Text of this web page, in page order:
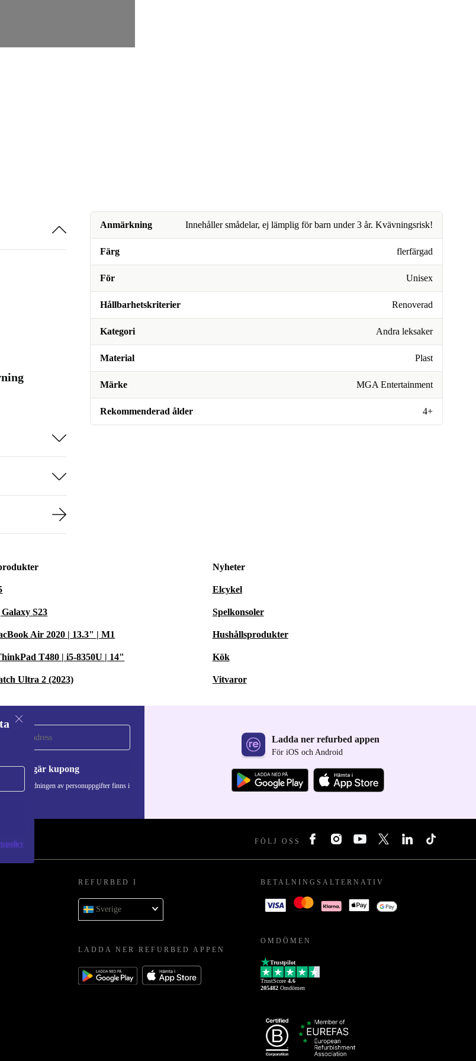
Anmärkning Innehåller smådelar, ej lämplig för barn under 3 år. Kvävningsrisk!
Färg flerfärgad
För Unisex
Hållbarhetskriterier Renoverad
Kategori Andra leksaker
Material Plast
Märke MGA Entertainment
Rekommenderad ålder 4+
S23
Air 2020 | 13.3" | M1
T480 | i5-8350U | 14"
Ultra 2 (2023)
Nyheter
Elcykel
Spelkonsoler
Hushållsprodukter
Kök
Vitvaror
Begär kupong
om användningen av personuppgifter finns i
Ladda ner refurbed appen
För iOS och Android
FÖLJ OSS
REFURBED I
Sverige
LADDA NER REFURBED APPEN
BETALNINGSALTERNATIV
OMDÖMEN
Trustpilot
TrustScore 4.6
205482 Omdömen